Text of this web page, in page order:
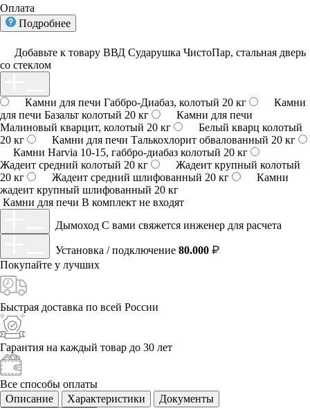
Оплата
Подробнее
Добавьте к товару ВВД Сударушка ЧистоПар, стальная дверь
со стеклом
Камни для печи Габбро-Диабаз, колотый 20 кг
Камни
для печи Базальт колотый 20 кг
Камни для печи
Малиновый кварцит, колотый 20 кг
Белый кварц колотый
20 кг
Камни для печи Талькохлорит обвалованный 20 кг
Камни Harvia 10-15, габбро-диабаз колотый 20 кг
Жадеит средний колотый 20 кг
Жадеит крупный колотый
20 кг
Жадеит средний шлифованный 20 кг
Камни
жадеит крупный шлифованный 20 кг
Камни для печи В комплект не входят
Дымоход С вами свяжется инженер для расчета
Установка / подключение 80.000
Покупайте у лучших
Быстрая доставка по всей России
Гарантия на каждый товар до 30 лет
Все способы оплаты
Описание
Характеристики
Документы